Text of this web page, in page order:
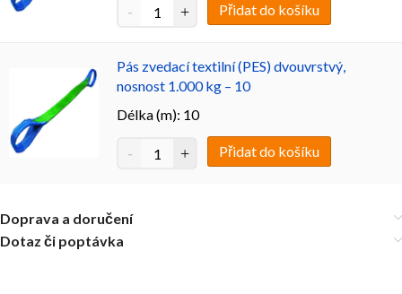
Přidat do košíku
Pás zvedací textilní (PES) dvouvrstvý,
nosnost 1.000 kg – 10
Délka (m): 10
Přidat do košíku
Doprava a doručení
Dotaz či poptávka